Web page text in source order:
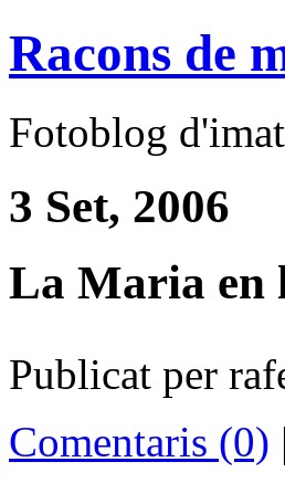
Racons de
Fotoblog
3 Set, 2006
La Maria en
Publicat per
Comentaris (0) |